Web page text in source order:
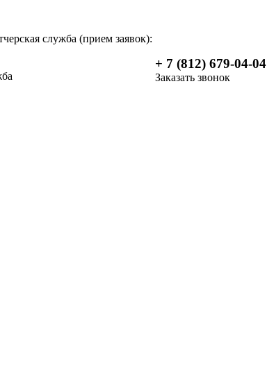
служба (прием заявок):
+ 7 (812) 679-04-04
Заказать звонок